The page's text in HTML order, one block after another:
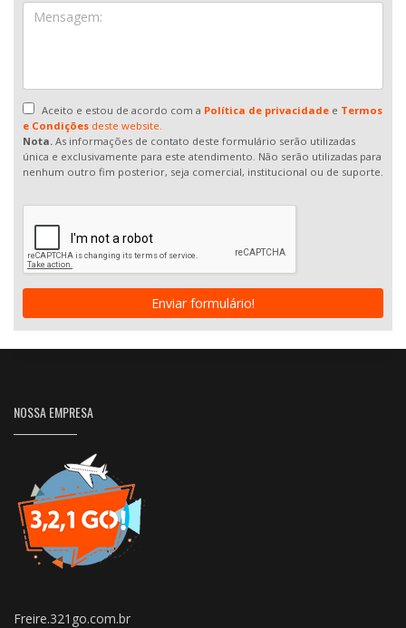
Aceito e estou de acordo com a Política de privacidadee Termos
e Condições deste website.
Nota. As informações de contato deste formulário serão utilizadas
única e exclusivamente para este atendimento. Não serão utilizadas para
nenhum outro fim posterior, seja comercial, institucional ou de suporte.
Enviar formulário!
NOSSA EMPRESA
Freire.321go.com.br